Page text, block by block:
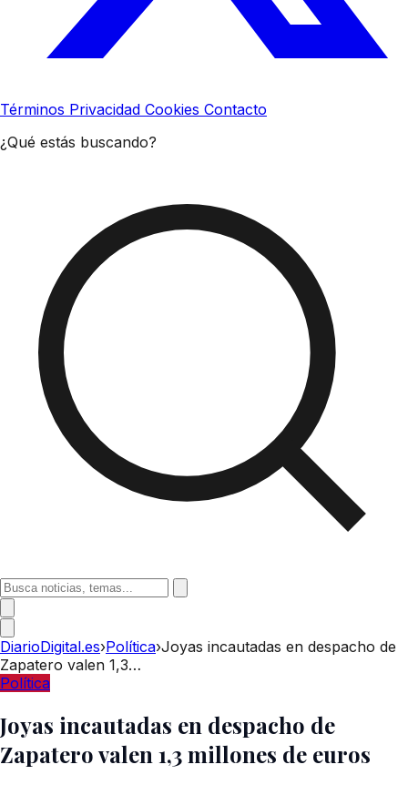
Términos Privacidad Cookies Contacto
¿Qué estás buscando?
DiarioDigital.es›Política›Joyas incautadas en despacho de
Zapatero valen 1,3…
Política
Joyas incautadas en despacho de
Zapatero valen 1,3 millones de euros